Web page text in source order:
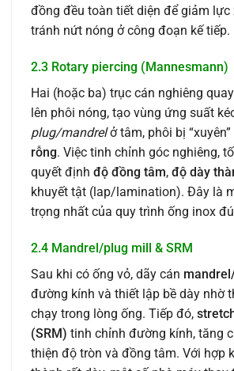
đồng đều toàn tiết diện để giảm lực
tránh nứt nóng ở công đoạn kế tiếp.
2.3 Rotary piercing (Mannesmann)
Hai (hoặc ba) trục cán nghiêng
lên phôi nóng, tạo vùng ứng suất
plug/mandrelở tâm, phôi bị
rỗng. Việc tinh chỉnh góc nghiêng,
quyết định độ đồng tâm, độ dày
khuyết tật (lap/lamination). Đây là
trọng nhất của quy trình ống inox
2.4 Mandrel/plug mill & SRM
Sau khi có ống vỏ, dãy cán
đường kính và thiết lập bề dày nhờ
chạy trong lòng ống. Tiếp đó,
(SRM) tinh chỉnh đường kính, tăng
thiện độ tròn và đồng tâm. Với hợp